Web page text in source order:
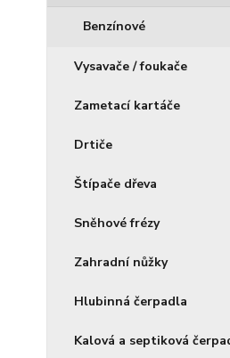
Benzínové
Vysavače / foukače
Zametací kartáče
Drtiče
Štípače dřeva
Sněhové frézy
Zahradní nůžky
Hlubinná čerpadla
Kalová a septiková